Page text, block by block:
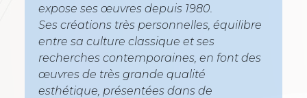
expose ses œuvres depuis 1980.
Ses créations très personnelles, équilibre
entre sa culture classique et ses
recherches contemporaines, en font des
œuvres de très grande qualité
esthétique, présentées dans de